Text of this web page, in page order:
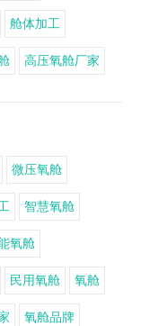
舱体加工
高压氧舱厂家
微压氧舱
智慧氧舱
氧舱
民用氧舱 氧舱
氧舱品牌